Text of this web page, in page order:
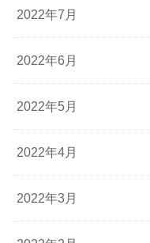
2022年7月
2022年6月
2022年5月
2022年4月
2022年3月